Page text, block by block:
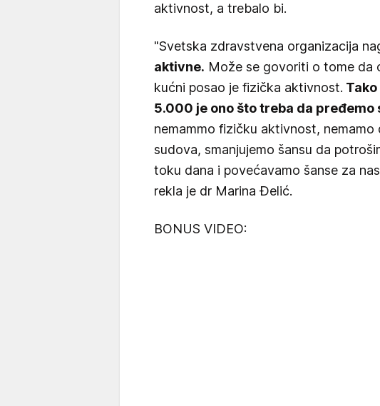
aktivnost, a trebalo bi.
"Svetska zdravstvena organizacija
aktivne. Može se govoriti o tome da
kućni posao je fizička aktivnost.
5.000 je ono što treba da pređemo
nemammo fizičku aktivnost,
sudova, smanjujemo šansu da
toku dana i povećavamo šanse za
rekla je dr Marina Đelić.
BONUS VIDEO: